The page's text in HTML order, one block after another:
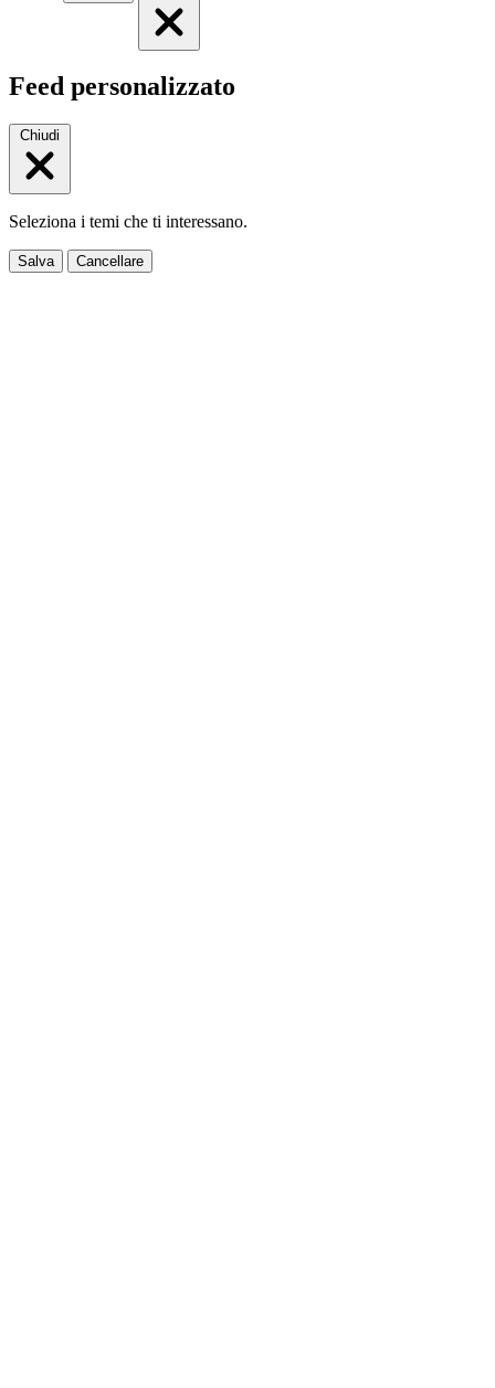
Feed personalizzato
Chiudi
Seleziona i temi che ti interessano.
Salva Cancellare